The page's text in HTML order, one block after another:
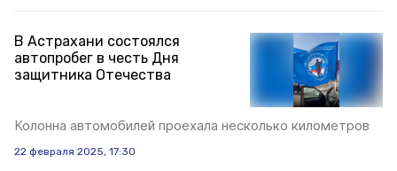
В Астрахани состоялся
автопробег в честь Дня
защитника Отечества
Колонна автомобилей проехала несколько километров
22 февраля 2025, 17:30